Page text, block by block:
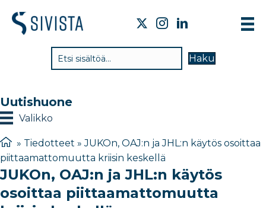
Haku
Uutishuone
Valikko
» Tiedotteet »JUKOn, OAJ:n ja JHL:n käytös osoittaa
piittaamattomuutta kriisin keskellä
JUKOn, OAJ:n ja JHL:n käytös
osoittaa piittaamattomuutta